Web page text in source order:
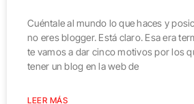
Cuéntale al mundo lo que haces y
no eres blogger. Está claro. Esa era
te vamos a dar cinco motivos por los
tener un blog en la web de
LEER MÁS